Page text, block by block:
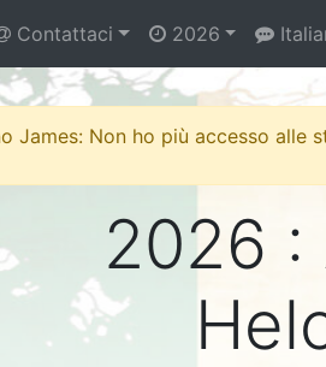
Contattaci 2026
James: Non ho più accesso
2026 :